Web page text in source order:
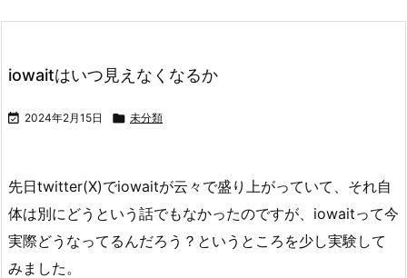
iowaitはいつ見えなくなるか
 2024年2月15日  未分類
先日twitter(X)でiowaitが云々で盛り上がっていて、それ自
体は別にどうという話でもなかったのですが、iowaitって今
実際どうなってるんだろう？というところを少し実験して
みました。